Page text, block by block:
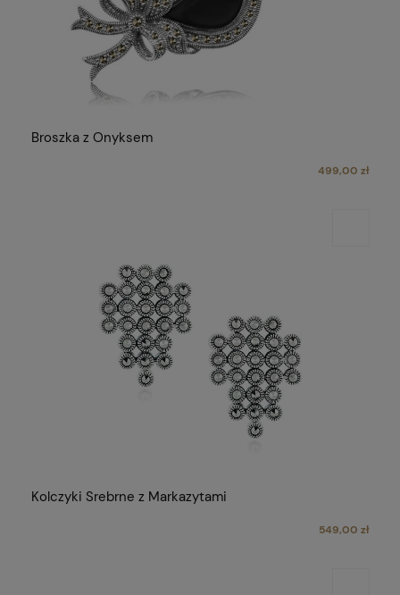
Broszka z Onyksem
499,00 zł
Kolczyki Srebrne z Markazytami
549,00 zł